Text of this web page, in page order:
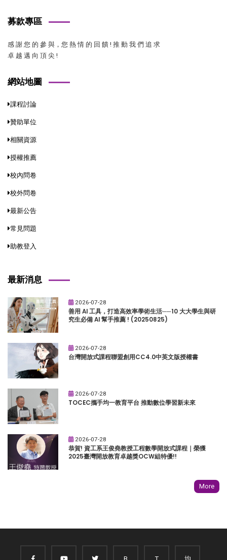
募款專區
感 謝 您 的 參 與，您 熱 情 的 回 饋 ! 推 動 我 們 追 求
卓 越 邁 向 頂 尖 !
網站地圖
課程討論
贊助單位
相關資源
授權推薦
校內問卷
校外問卷
最新公告
常見問題
助教登入
最新消息
2026-07-28
善用 AI 工具，打造高效率學術生活──10 大大學生與研
究生必備 AI 幫手推薦 ! (20250825)
2026-07-28
台灣開放式課程聯盟創用CC4.0中英文版授權書
2026-07-28
TOCEC攜手均一教育平台 推動數位學習新未來
2026-07-28
恭賀! 資工系王俊堯教授工程數學開放式課程｜榮獲
2025臺灣開放教育卓越獎OCW組特優!!
More
B T 均